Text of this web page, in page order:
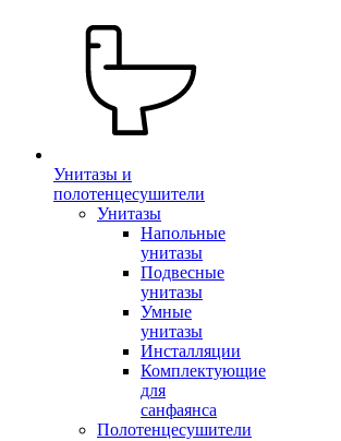
Унитазы и
полотенцесушители
Унитазы
Напольные
унитазы
Подвесные
унитазы
Умные
унитазы
Инсталляции
Комплектующие
для
санфаянса
Полотенцесушители